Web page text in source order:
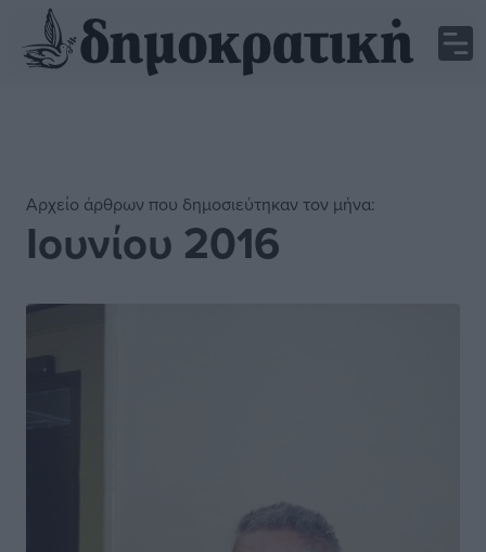
Αρχείο άρθρων που δημοσιεύτηκαν τον μήνα:
Ιουνίου 2016